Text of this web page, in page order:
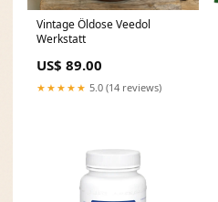
Vintage Öldose Veedol
Werkstatt
US$ 89.00
★★★★★ 5.0 (14 reviews)